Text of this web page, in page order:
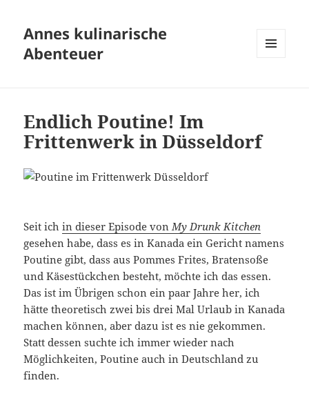
Annes kulinarische
Abenteuer
Endlich Poutine! Im
Frittenwerk in Düsseldorf
Seit ichin dieser Episode vonMy Drunk Kitchen
gesehen habe, dass es in Kanada ein Gericht namens
Poutine gibt, dass aus Pommes Frites, Bratensoße
und Käsestückchen besteht, möchte ich das essen.
Das ist im Übrigen schon ein paar Jahre her, ich
hätte theoretisch zwei bis drei Mal Urlaub in Kanada
machen können, aber dazu ist es nie gekommen.
Statt dessen suchte ich immer wieder nach
Möglichkeiten, Poutine auch in Deutschland zu
finden.